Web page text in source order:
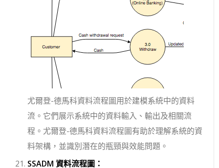
尤爾登-德馬科資料流程圖用於建模系統中的資料
流。它們展示系統中的資料輸入、輸出及相關流
程。尤爾登-德馬科資料流程圖有助於理解系統的資
料架構，並識別潛在的瓶頸與效能問題。
SSADM 資料流程圖：